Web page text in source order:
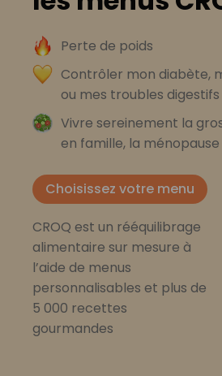
Perte de poids
Contrôler mon diabète,
ou mes troubles digestifs
Vivre sereinement la
en famille, la ménopause
Choisissez votre menu
CROQ est un rééquilibrage
alimentaire sur mesure à
l’aide de menus
personnalisables et plus de
5 000 recettes
gourmandes